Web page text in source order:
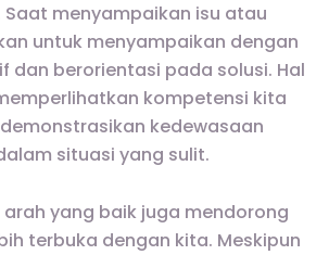
Saat menyampaikan isu atau
untuk menyampaikan dengan
dan berorientasi pada solusi. Hal
kompetensi kita
kedewasaan
situasi yang sulit.
yang baik juga mendorong
terbuka dengan kita. Meskipun